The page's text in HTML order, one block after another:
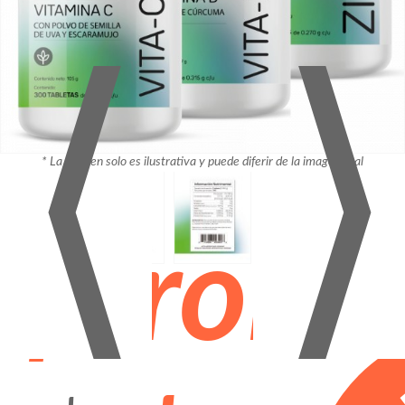
* La imagen solo es ilustrativa y puede diferir de la imagen real
⟨ ⟩